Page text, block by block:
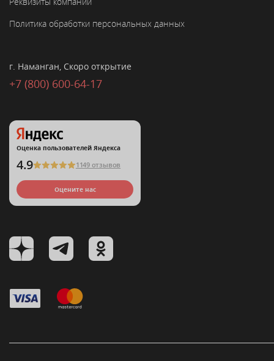
Политика обработки персональных данных
г. Наманган, Скоро открытие
+7 (800) 600-64-17
Оценка пользователей Яндекса
4.9 1149 отзывов
Оцените нас